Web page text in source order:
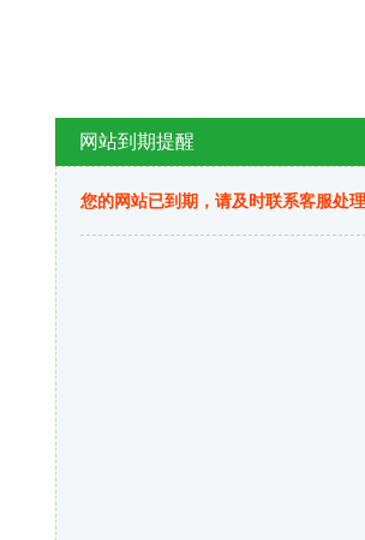
网站到期提醒
您的网站已到期，请及时联系客服处理